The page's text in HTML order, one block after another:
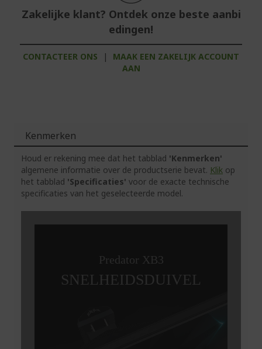
Zakelijke klant? Ontdek onze beste aanbi
edingen!
CONTACTEER ONS |
MAAK EEN ZAKELIJK ACCOUNT
AAN
Kenmerken
Houd er rekening mee dat het tabblad 'Kenmerken'
algemene informatie over de productserie bevat. Klik op
het tabblad 'Specificaties' voor de exacte technische
specificaties van het geselecteerde model.